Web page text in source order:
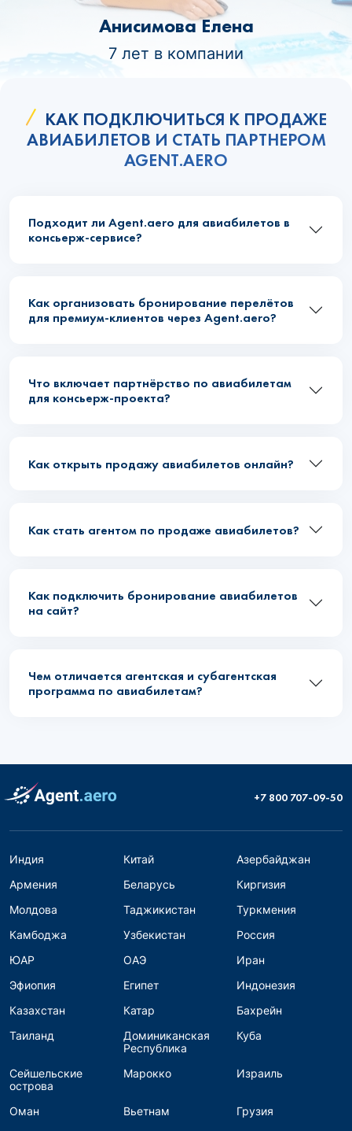
Анисимова Елена
7 лет в компании
КАК ПОДКЛЮЧИТЬСЯ К ПРОДАЖЕ
АВИАБИЛЕТОВ И СТАТЬ ПАРТНЕРОМ
AGENT.AERO
Подходит ли Agent.aero для авиабилетов в
консьерж-сервисе?
Как организовать бронирование перелётов
для премиум-клиентов через Agent.aero?
Что включает партнёрство по авиабилетам
для консьерж-проекта?
Как открыть продажу авиабилетов онлайн?
Как стать агентом по продаже авиабилетов?
Как подключить бронирование авиабилетов
на сайт?
Чем отличается агентская и субагентская
программа по авиабилетам?
+7 800 707-09-50
Индия Китай
Азербайджан
Армения
Беларусь
Киргизия
Молдова
Таджикистан
Туркмения
Камбоджа
Узбекистан
Россия
ЮАР
ОАЭ
Иран
Эфиопия
Египет
Индонезия
Казахстан
Катар
Бахрейн
Таиланд
Доминиканская
Республика
Куба
Сейшельские
острова
Марокко Израиль
Оман Вьетнам
Грузия